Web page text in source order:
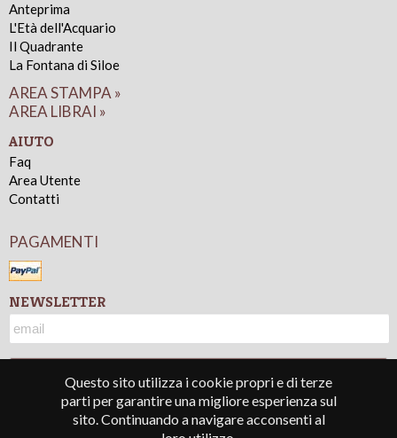
Questo sito utilizza i cookie propri e di terze
parti per garantire una migliore esperienza sul
sito. Continuando a navigare acconsenti al
Anteprima
L'Età dell'Acquario
Il Quadrante
La Fontana di Siloe
AREA STAMPA »
AREA LIBRAI »
AIUTO
Faq
Area Utente
Contatti
PAGAMENTI
NEWSLETTER